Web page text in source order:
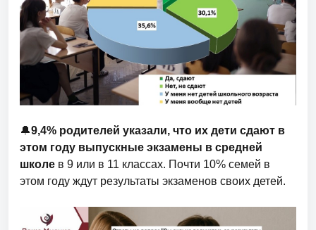
🔔9,4% родителей указали, что их дети сдают в
этом году выпускные экзамены в средней
школе в 9 или в 11 классах. Почти 10% семей в
этом году ждут результаты экзаменов своих детей.